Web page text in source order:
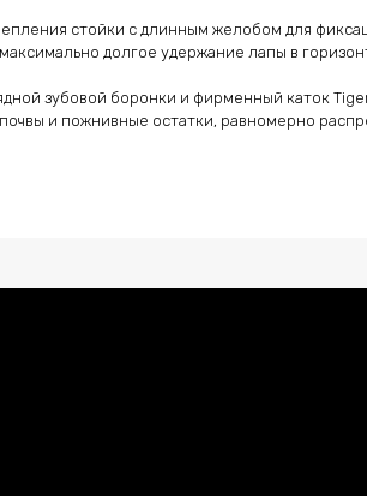
стойки с длинным желобом для
долгое удержание лапы в
зубовой боронки и фирменный каток
и пожнивные остатки, равномерно